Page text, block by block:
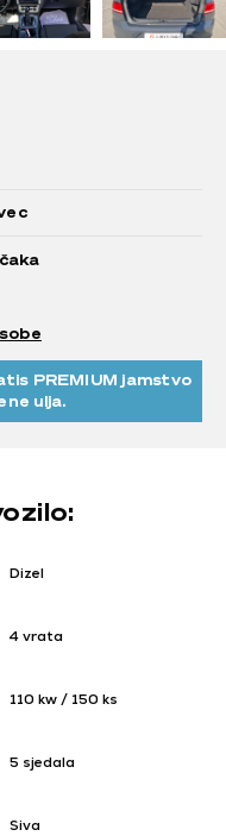
PREMIUM jamstvo
ulja.
Dizel
4 vrata
110 kw / 150 ks
5 sjedala
Siva